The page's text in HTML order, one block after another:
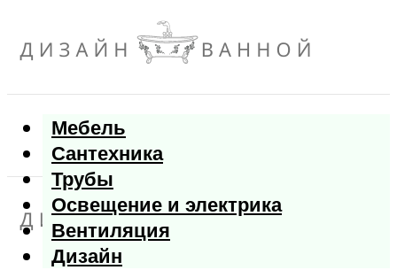
Мебель
Сантехника
Трубы
Освещение и электрика
Вентиляция
Дизайн